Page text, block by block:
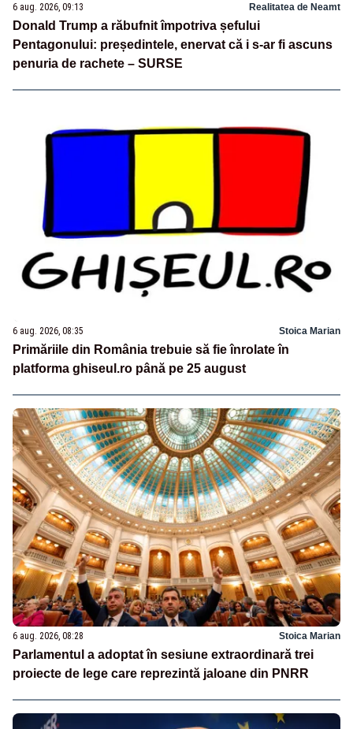
6 aug. 2026, 09:13 Realitatea de Neamt
Donald Trump a răbufnit împotriva șefului
Pentagonului: președintele, enervat că i s-ar fi ascuns
penuria de rachete – SURSE
6 aug. 2026, 08:35 Stoica Marian
Primăriile din România trebuie să fie înrolate în
platforma ghiseul.ro până pe 25 august
6 aug. 2026, 08:28 Stoica Marian
Parlamentul a adoptat în sesiune extraordinară trei
proiecte de lege care reprezintă jaloane din PNRR